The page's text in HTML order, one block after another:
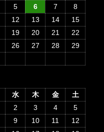
5 6 7
8
12 13 14
15
19 20 21
22
26 27 28
29
水 木 金
土
2 3 4
5
9 10 11
12